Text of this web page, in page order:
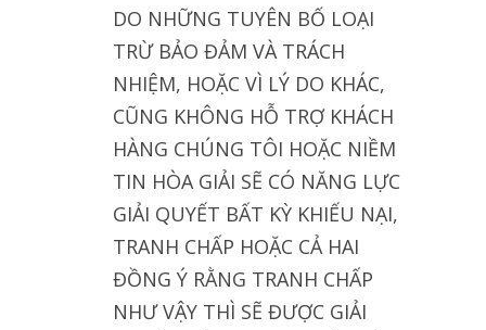
DO NHỮNG TUYÊN BỐ LOẠI
TRỪ BẢO ĐẢM VÀ TRÁCH
NHIỆM, HOẶC VÌ LÝ DO KHÁC,
CŨNG KHÔNG HỖ TRỢ KHÁCH
HÀNG CHÚNG TÔI HOẶC NIỀM
TIN HÒA GIẢI SẼ CÓ NĂNG LỰC
GIẢI QUYẾT BẤT KỲ KHIẾU NẠI,
TRANH CHẤP HOẶC CẢ HAI
ĐỒNG Ý RẰNG TRANH CHẤP
NHƯ VẬY THÌ SẼ ĐƯỢC GIẢI